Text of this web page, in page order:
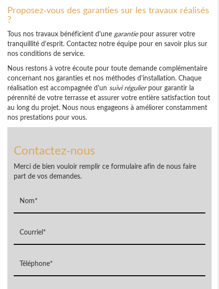
Proposez-vous des garanties sur les travaux réalisés
?
Tous nos travaux bénéficient d'une garantiepour assurer votre
tranquillité d'esprit. Contactez notre équipe pour en savoir plus sur
nos conditions de service.
Nous restons à votre écoute pour toute demande complémentaire
concernant nos garanties et nos méthodes d'installation. Chaque
réalisation est accompagnée d'un suivi régulierpour garantir la
pérennité de votre terrasse et assurer votre entière satisfaction tout
au long du projet. Nous nous engageons à améliorer constamment
nos prestations pour vous.
Contactez-nous
Merci de bien vouloir remplir ce formulaire afin de nous faire
part de vos demandes.